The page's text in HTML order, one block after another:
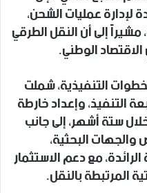
عمليات الشحن،
إلى أن النقل الطرقي
الوطني.
التنفيذية، شملت
التنفيذ، وإعداد خارطة
ستة أشهر، إلى جانب
البحثية،
مع دعم الاستثمار
المرتبطة بالنقل.